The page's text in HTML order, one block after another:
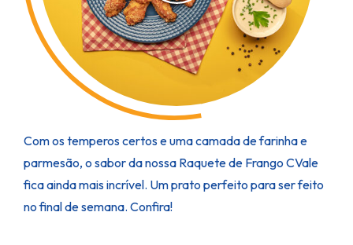
Com os temperos certos e uma camada de farinha e
parmesão, o sabor da nossa Raquete de Frango CVale
fica ainda mais incrível. Um prato perfeito para ser feito
no final de semana. Confira!